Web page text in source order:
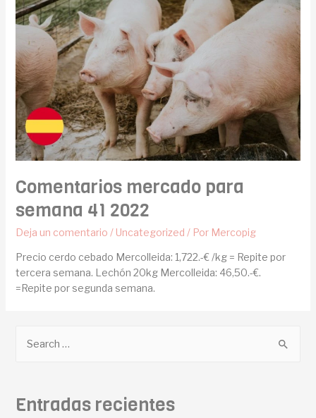
Comentarios mercado para
semana 41 2022
Deja un comentario / Uncategorized / Por Mercopig
Precio cerdo cebado Mercolleida: 1,722.-€ /kg = Repite por
tercera semana. Lechón 20kg Mercolleida: 46,50.-€.
=Repite por segunda semana.
Entradas recientes